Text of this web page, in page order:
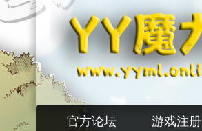
官方论坛 游戏注册